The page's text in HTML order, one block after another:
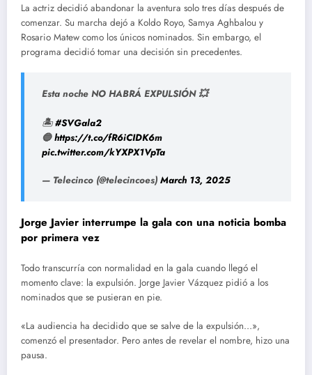
La actriz decidió abandonar la aventura solo tres días después de
comenzar. Su marcha dejó a Koldo Royo, Samya Aghbalou y
Rosario Matew como los únicos nominados. Sin embargo, el
programa decidió tomar una decisión sin precedentes.
Esta noche NO HABRÁ EXPULSIÓN 💥
🏝️#SVGala2
🔵https://t.co/fR6iCIDK6m
pic.twitter.com/kYXPX1VpTa
— Telecinco (@telecincoes) March 13, 2025
Jorge Javier interrumpe la gala con una noticia bomba
por primera vez
Todo transcurría con normalidad en la gala cuando llegó el
momento clave: la expulsión. Jorge Javier Vázquez pidió a los
nominados que se pusieran en pie.
«La audiencia ha decidido que se salve de la expulsión…»,
comenzó el presentador. Pero antes de revelar el nombre, hizo una
pausa.